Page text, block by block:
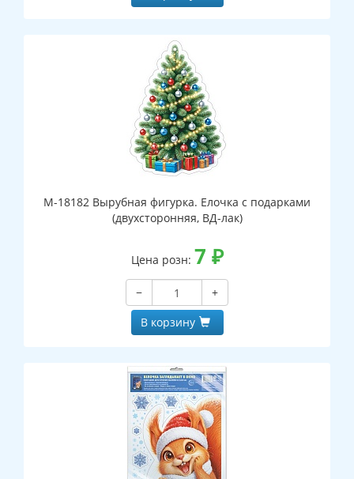
М-18182 Вырубная фигурка. Елочка с подарками
(двухсторонняя, ВД-лак)
Цена розн: 7 ₽
−
+
В корзину